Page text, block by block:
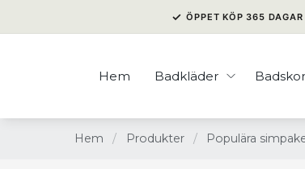
✓ ÖPPET KÖP 365 DAGAR
Hem Badkläder Badskor
Hem / Produkter / Populära